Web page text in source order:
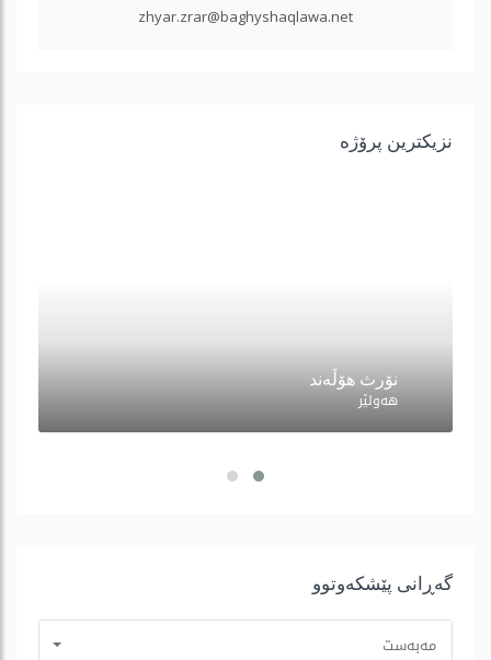
zhyar.zrar@baghyshaqlawa.net
نزیكترین پرۆژه‌
نۆرث هۆڵەند
هه‌ولێر
گه‌ڕانی پێشكه‌وتوو
مه‌به‌ست